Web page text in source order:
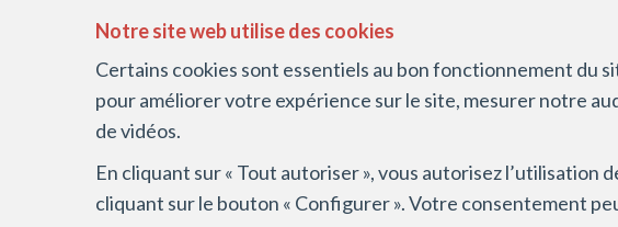
Notre site web utilise des cookies
Certains cookies sont essentiels au bon fonctionnement du
pour améliorer votre expérience sur le site, mesurer notre
de vidéos.
En cliquant sur « Tout autoriser », vous autorisez
cliquant sur le bouton « Configurer ». Votre consentement
Blvd Général Wahis 272
1030 Bruxelles
BE-0809.593.969